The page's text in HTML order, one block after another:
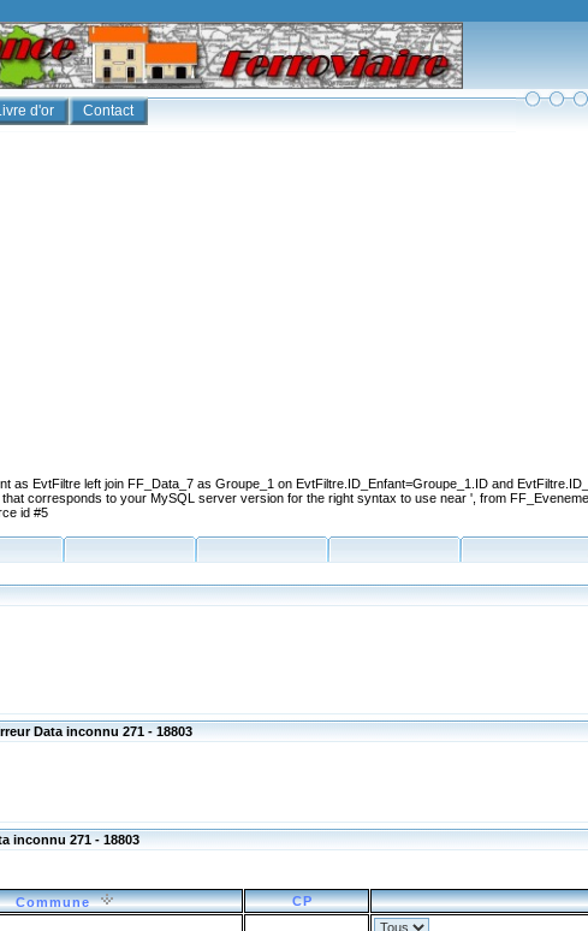
d'or Contact
as EvtFiltre left join FF_Data_7 as Groupe_1 on EvtFiltre.ID_Enfant=Groupe_1.ID and
corresponds to your MySQL server version for the right syntax to use near ', from
id #5
Data inconnu 271 - 18803
inconnu 271 - 18803
Commune CP